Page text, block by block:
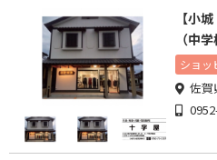
【小
（中
園）
ショッ
佐賀